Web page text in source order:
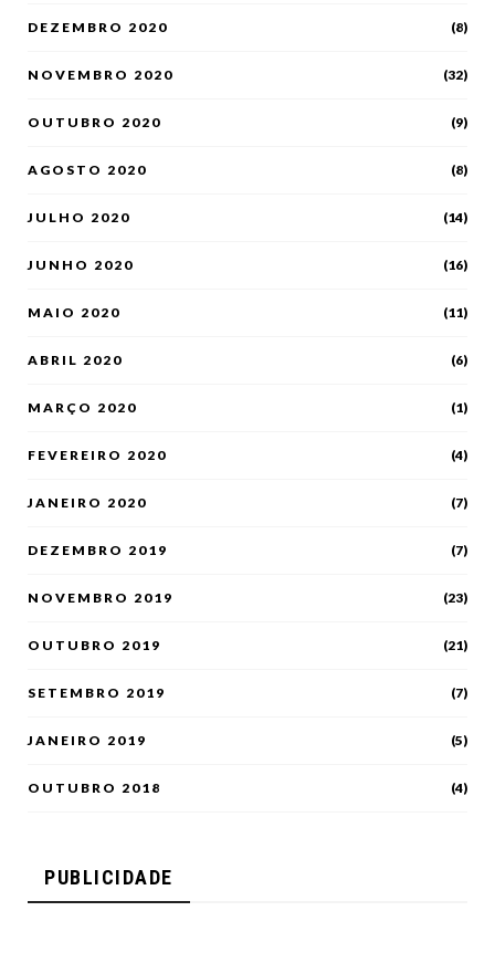
DEZEMBRO 2020 (8)
NOVEMBRO 2020 (32)
OUTUBRO 2020 (9)
AGOSTO 2020 (8)
JULHO 2020 (14)
JUNHO 2020 (16)
MAIO 2020 (11)
ABRIL 2020 (6)
MARÇO 2020 (1)
FEVEREIRO 2020 (4)
JANEIRO 2020 (7)
DEZEMBRO 2019 (7)
NOVEMBRO 2019 (23)
OUTUBRO 2019 (21)
SETEMBRO 2019 (7)
JANEIRO 2019 (5)
OUTUBRO 2018 (4)
PUBLICIDADE